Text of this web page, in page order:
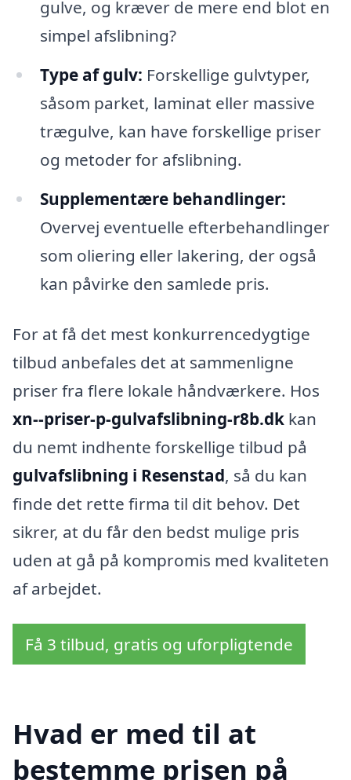
gulve, og kræver de mere end blot en
simpel afslibning?
Type af gulv: Forskellige gulvtyper,
såsom parket, laminat eller massive
trægulve, kan have forskellige priser
og metoder for afslibning.
Supplementære behandlinger:
Overvej eventuelle efterbehandlinger
som oliering eller lakering, der også
kan påvirke den samlede pris.
For at få det mest konkurrencedygtige
tilbud anbefales det at sammenligne
priser fra flere lokale håndværkere. Hos
xn--priser-p-gulvafslibning-r8b.dk kan
du nemt indhente forskellige tilbud på
gulvafslibning i Resenstad, så du kan
finde det rette firma til dit behov. Det
sikrer, at du får den bedst mulige pris
uden at gå på kompromis med kvaliteten
af arbejdet.
Få 3 tilbud, gratis og uforpligtende
Hvad er med til at
bestemme prisen på